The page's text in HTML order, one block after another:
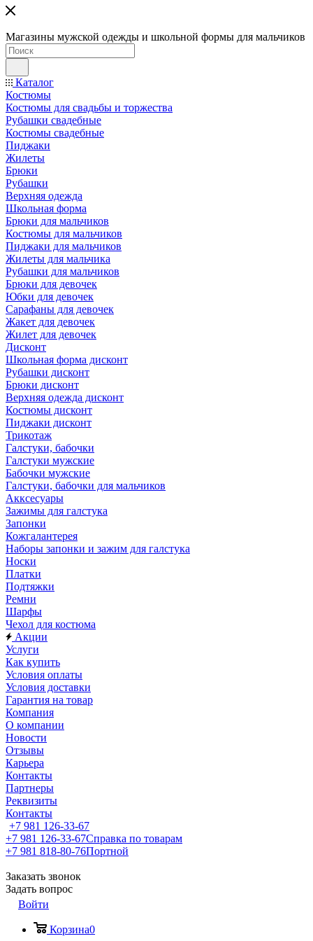
Магазины мужской одежды и школьной формы для мальчиков
Каталог
Костюмы
Костюмы для свадьбы и торжества
Рубашки свадебные
Костюмы свадебные
Пиджаки
Жилеты
Брюки
Рубашки
Верхняя одежда
Школьная форма
Брюки для мальчиков
Костюмы для мальчиков
Пиджаки для мальчиков
Жилеты для мальчика
Рубашки для мальчиков
Брюки для девочек
Юбки для девочек
Сарафаны для девочек
Жакет для девочек
Жилет для девочек
Дисконт
Школьная форма дисконт
Рубашки дисконт
Брюки дисконт
Верхняя одежда дисконт
Костюмы дисконт
Пиджаки дисконт
Трикотаж
Галстуки, бабочки
Галстуки мужские
Бабочки мужские
Галстуки, бабочки для мальчиков
Акксесуары
Зажимы для галстука
Запонки
Кожгалантерея
Наборы запонки и зажим для галстука
Носки
Платки
Подтяжки
Ремни
Шарфы
Чехол для костюма
Акции
Услуги
Как купить
Условия оплаты
Условия доставки
Гарантия на товар
Компания
О компании
Новости
Отзывы
Карьера
Контакты
Партнеры
Реквизиты
Контакты
+7 981 126-33-67
+7 981 126-33-67Справка по товарам
+7 981 818-80-76Портной
Заказать звонок
Задать вопрос
Войти
Корзина0